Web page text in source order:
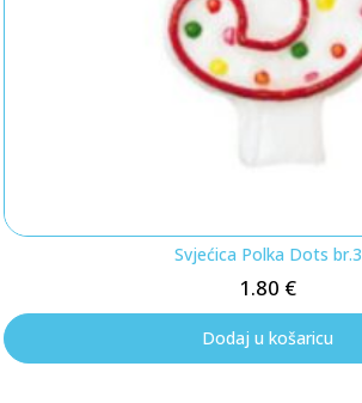
Svjećica Polka Dots br.3
1.80 €
Dodaj u košaricu